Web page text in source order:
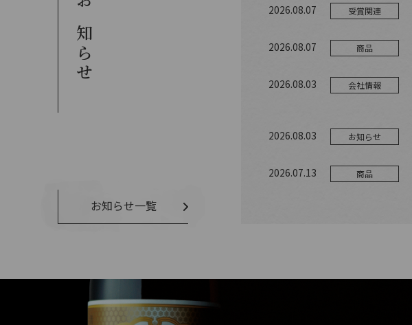
お知らせ 2026.08.07 受賞関連
2026.08.07 商品
2026.08.03 会社情報
2026.08.03 お知らせ
2026.07.13 商品
お知らせ一覧